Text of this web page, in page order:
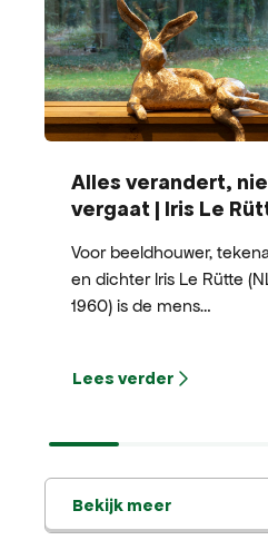
Alles verandert,
vergaat | Iris Le
Voor beeldhouwer,
en dichter Iris Le Rütte
1960) is de mens
ecosysteem: de mens ís
onder andere de
Ovidius laat Le Rütte in
werk mensen, dieren en
Lees verder
Bekijk meer